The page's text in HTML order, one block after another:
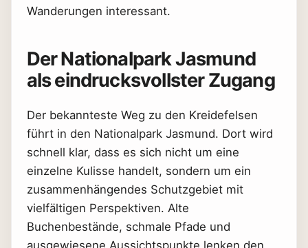
Wanderungen interessant.
Der Nationalpark Jasmund
als eindrucksvollster Zugang
Der bekannteste Weg zu den Kreidefelsen
führt in den Nationalpark Jasmund. Dort wird
schnell klar, dass es sich nicht um eine
einzelne Kulisse handelt, sondern um ein
zusammenhängendes Schutzgebiet mit
vielfältigen Perspektiven. Alte
Buchenbestände, schmale Pfade und